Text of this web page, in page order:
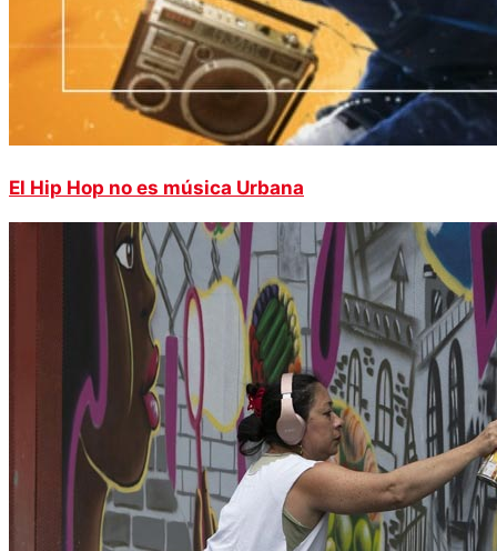
El Hip Hop no es música Urbana